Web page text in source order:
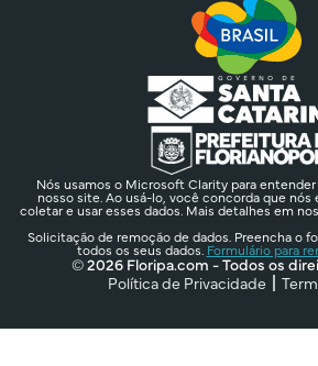
Nós usamos o Microsoft Clarity para
nosso site. Ao usá-lo, você concorda que
coletar e usar esses dados. Mais detalhes em
Solicitação de remoção de dados. Preencha o
todos os seus dados. Formulário para
© 2026 Floripa.com - Todos os
Política de Privacidade